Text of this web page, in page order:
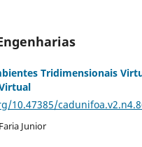
Tridimensionais
10.47385/
Junior